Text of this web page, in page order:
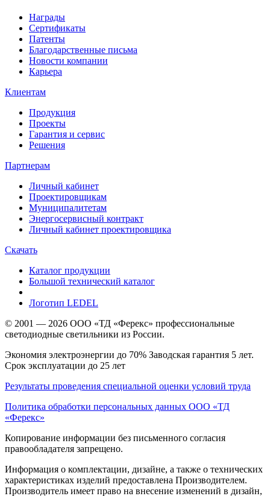
Награды
Сертификаты
Патенты
Благодарственные письма
Новости компании
Карьера
Клиентам
Продукция
Проекты
Гарантия и сервис
Решения
Партнерам
Личный кабинет
Проектировщикам
Муниципалитетам
Энергосервисный контракт
Личный кабинет проектировщика
Скачать
Каталог продукции
Большой технический каталог
Логотип LEDEL
© 2001 — 2026 ООО «ТД «Ферекс» профессиональные
светодиодные светильники из России.
Экономия электроэнергии до 70% Заводская гарантия 5 лет.
Срок эксплуатации до 25 лет
Результаты проведения специальной оценки условий труда
Политика обработки персональных данных ООО «ТД
«Ферекс»
Копирование информации без письменного согласия
правообладателя запрещено.
Информация о комплектации, дизайне, а также о технических
характеристиках изделий предоставлена Производителем.
Производитель имеет право на внесение изменений в дизайн,